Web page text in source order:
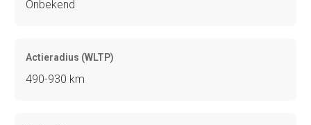
Onbekend
Actieradius (WLTP)
490-930 km